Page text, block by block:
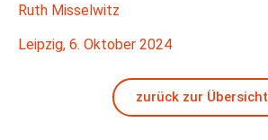
Ruth Misselwitz
Leipzig, 6. Oktober 2024
zurück zur Übersicht